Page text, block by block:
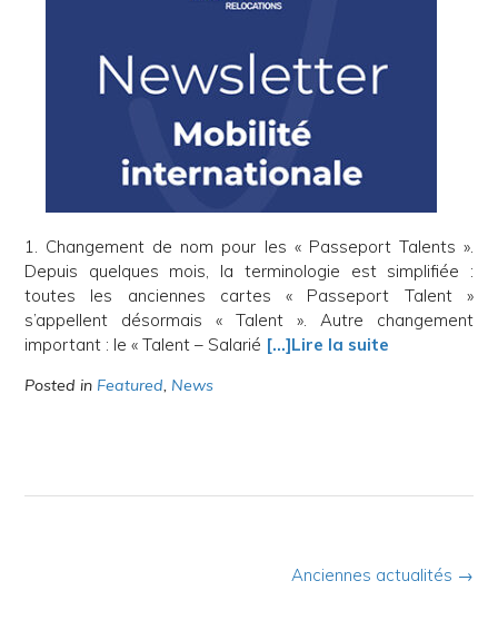
1. Changement de nom pour les « Passeport Talents ».
Depuis quelques mois, la terminologie est simplifiée :
toutes les anciennes cartes « Passeport Talent »
s’appellent désormais « Talent ». Autre changement
important : le « Talent – Salarié […]Lire la suite
Posted in Featured, News
Anciennes actualités →